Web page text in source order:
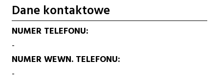
Dane kontaktowe
NUMER TELEFONU
-
NUMER WEWN. TELEFONU
-